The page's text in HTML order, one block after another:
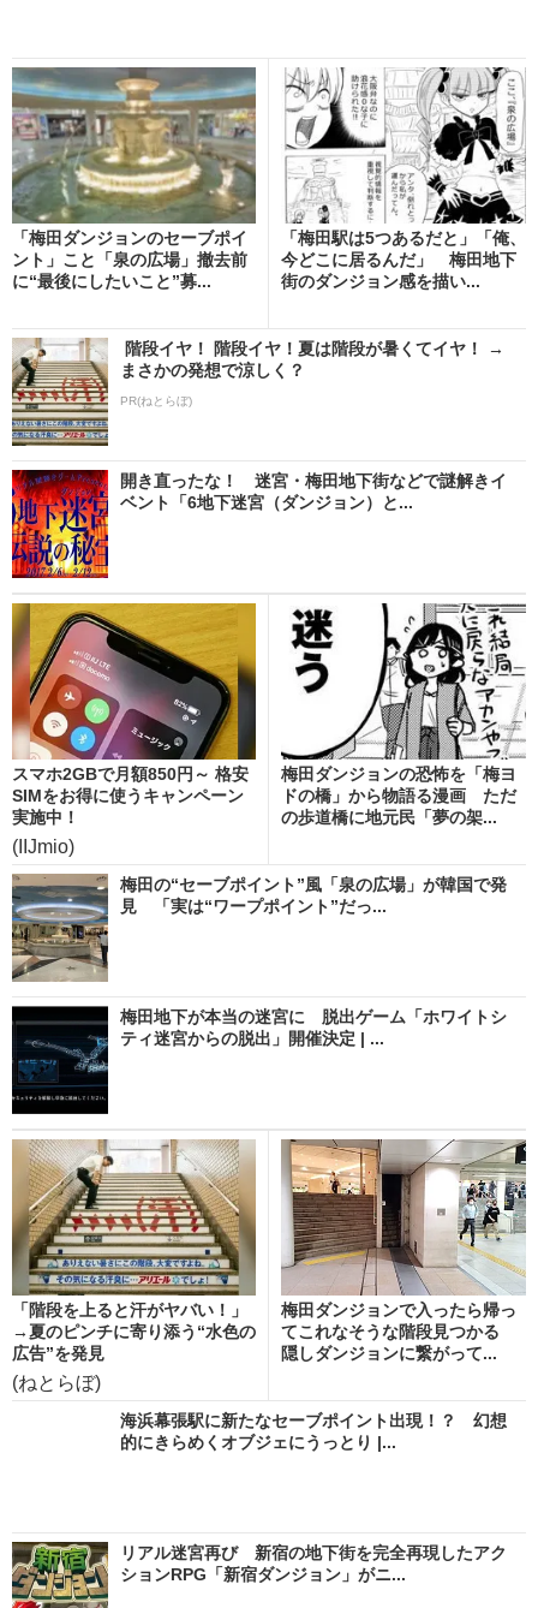
「梅田ダンジョンのセーブポイ
ント」こと「泉の広場」撤去前
に“最後にしたいこと”募...
「梅田駅は5つあるだと」「俺、
今どこに居るんだ」 梅田地下
街のダンジョン感を描い...
階段イヤ！ 階段イヤ！夏は階段が暑くてイヤ！ →
まさかの発想で涼しく？
PR(ねとらぼ)
開き直ったな！ 迷宮・梅田地下街などで謎解きイ
ベント「6地下迷宮（ダンジョン）と...
スマホ2GBで月額850円～ 格安
SIMをお得に使うキャンペーン
実施中！
(IIJmio)
梅田ダンジョンの恐怖を「梅ヨ
ドの橋」から物語る漫画 ただ
の歩道橋に地元民「夢の架...
梅田の“セーブポイント”風「泉の広場」が韓国で発
見 「実は“ワープポイント”だっ...
梅田地下が本当の迷宮に 脱出ゲーム「ホワイトシ
ティ迷宮からの脱出」開催決定 | ...
「階段を上ると汗がヤバい！」
→夏のピンチに寄り添う“水色の
広告”を発見
(ねとらぼ)
梅田ダンジョンで入ったら帰っ
てこれなそうな階段見つかる
隠しダンジョンに繋がって...
海浜幕張駅に新たなセーブポイント出現！？ 幻想
的にきらめくオブジェにうっとり |...
リアル迷宮再び 新宿の地下街を完全再現したアク
ションRPG「新宿ダンジョン」がニ...